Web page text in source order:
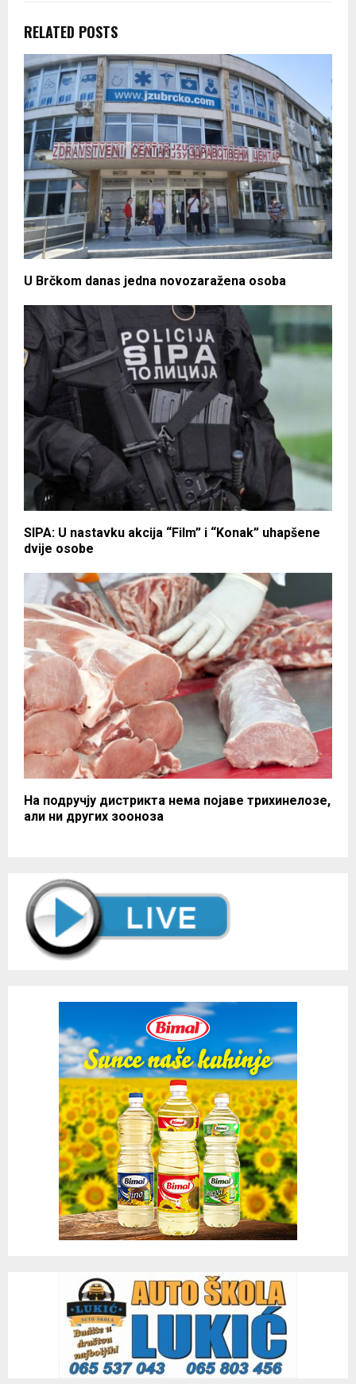
RELATED POSTS
U Brčkom danas jedna novozaražena osoba
SIPA: U nastavku akcija “Film” i “Konak” uhapšene
dvije osobe
На подручју дистрикта нема појаве трихинелозе,
али ни других зооноза